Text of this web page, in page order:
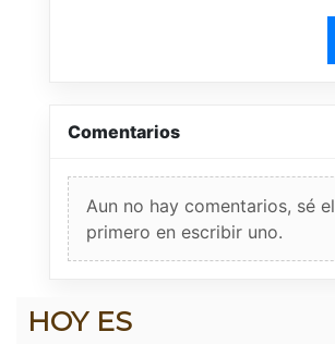
Comentarios
Aun no hay comentarios, sé el
primero en escribir uno.
HOY ES